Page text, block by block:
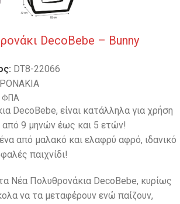
DecoBebe – Bunny
DT8-22066
ΦΠΑ
DecoBebe, είναι κατάλληλα για χρήση
από 9 μηνών έως και 5 ετών!
από μαλακό και ελαφρύ αφρό, ιδανικό
παιχνίδι!
Νέα Πολυθρονάκια DecoBebe, κυρίως
να τα μεταφέρουν ενώ παίζουν,